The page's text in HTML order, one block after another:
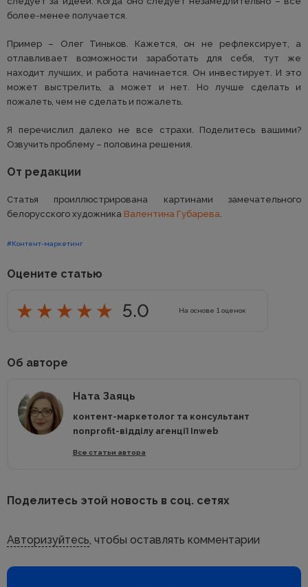
более-менее получается.
Пример – Олег Тиньков. Кажется, он не рефлексирует, а
отлавливает возможности заработать для себя, тут же
находит лучших, и работа начинается. Он инвестирует. И это
может выстрелить, а может и нет. Но лучше сделать и
пожалеть, чем не сделать и пожалеть.
Я перечислил далеко не все страхи. Поделитесь вашими?
Озвучить проблему – половина решения.
От редакции
Статья проиллюстрирована картинами замечательного
белорусского художника Валентина Губарева.
#Контент-маркетинг
Оцените статью
5.0 На основе 1 оценок
Об авторе
Ната Заяць
контент-маркетолог та консультант
nonprofit-відділу агенції Inweb
Все статьи автора
Поделитесь этой новость в соц. сетях
Авторизуйтесь, чтобы оставлять комментарии